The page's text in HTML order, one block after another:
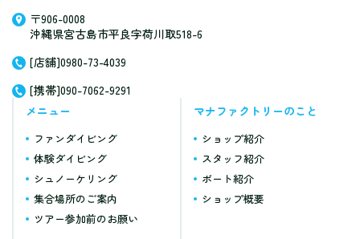
〒906-0008
沖縄県宮古島市平良字荷川取518-6
[店舗]0980-73-4039
[携帯]090-7062-9291
メニュー
ファンダイビング
体験ダイビング
シュノーケリング
集合場所のご案内
ツアー参加前のお願い
マナファクトリーのこと
ショップ紹介
スタッフ紹介
ボート紹介
ショップ概要